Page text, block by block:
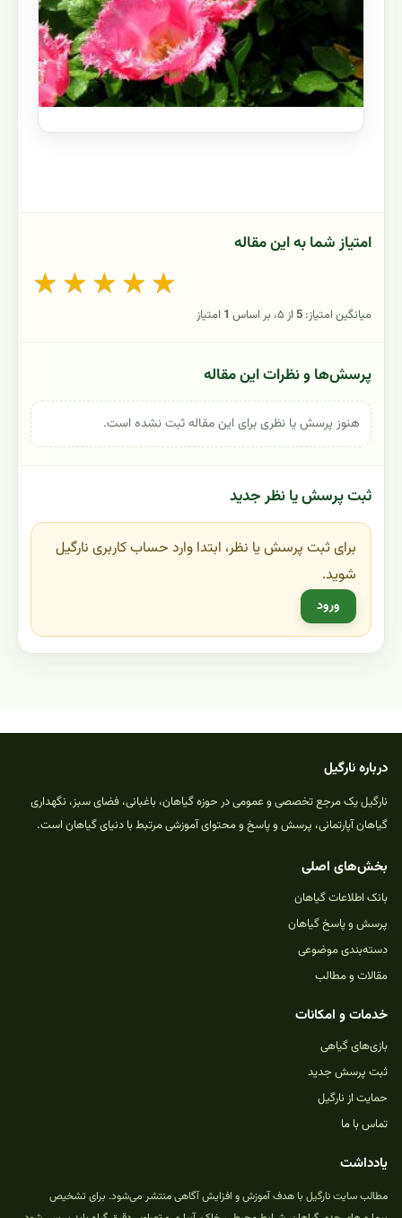
امتیاز شما به این مقاله
★ ★ ★ ★ ★
میانگین امتیاز: 5از ۵، بر اساس 1 امتیاز
پرسش‌ها و نظرات این مقاله
هنوز پرسش یا نظری برای این مقاله ثبت نشده است.
ثبت پرسش یا نظر جدید
برای ثبت پرسش یا نظر، ابتدا وارد حساب کاربری نارگیل
شوید.
ورود
درباره نارگیل
نارگیل یک مرجع تخصصی و عمومی در حوزه گیاهان، باغبانی، فضای سبز، نگهداری
گیاهان آپارتمانی، پرسش و پاسخ و محتوای آموزشی مرتبط با دنیای گیاهان است.
بخش‌های اصلی
بانک اطلاعات گیاهان
پرسش و پاسخ گیاهان
دسته‌بندی موضوعی
مقالات و مطالب
خدمات و امکانات
بازی‌های گیاهی
ثبت پرسش جدید
حمایت از نارگیل
تماس با ما
یادداشت
مطالب سایت نارگیل با هدف آموزش و افزایش آگاهی منتشر می‌شود. برای تشخیص